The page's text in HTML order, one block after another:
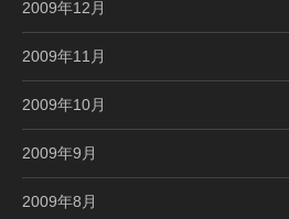
2009年12月
2009年11月
2009年10月
2009年9月
2009年8月